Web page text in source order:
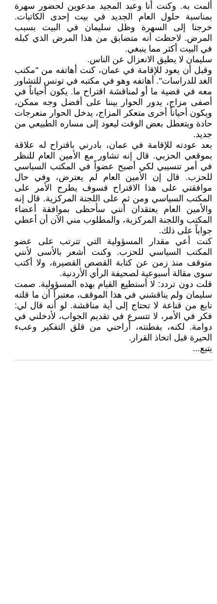
ألمت به. وكنت أنا وعبد المجيد مدعوين لحضور سهرة
بمناسبة حلول العام الجديد في بيت إحدى الكاتبات.
خرجنا إلى السهرة وظل سليمان في البيت بسبب
المرض. لاحظت أنه متضايق من هذا المرض الذي كبله
في البيت أكثر مما ينبغي.
سليمان لا يطيق الانعزال عن الناس.
وقبل أن يعود للإقامة في عمان، كنت أهاتفه من "مكتب
الغد للدراسات". أهاتفه وهو في مكتبه في تونس للتشاور
معه في قضية ما أو لمناقشة اقتراح ما. يكون أحياناً في
أصفى مزاج، يدور الحوار بيننا على أفضل وجه ممكن،
ويكون أحياناً أخرى متعكر المزاج، يدخل الحوار منعرجات
حادة ويتعطل بعض الوقت ليعود إلى مساره الطبيعي من
جديد.
بعد عودته للإقامة في عمان، بادرني باقتراح له علاقة
بموقعي الحزبي. قال إنه تشاور مع الأمين العام للنظر
في أمر تنسيبي لكي أصبح عضواً في المكتب السياسي
للحزب. قال إن الأمين العام لم يعترض، وفي حال
موافقتي على هذا الاقتراح فسوف يطرح الأمر على
المكتب السياسي ومن ثم على اللجنة المركزية. قال إنه
والأمين العام يعتقدان أنني سأحظى بموافقة أعضاء
المكتب واللجنة المركزية، والمطلوب مني الآن أن أعطي
جواباً على ذلك.
كنت أعي مقدار المسؤولية التي تترتب على عضو
المكتب السياسي للحزب. وكنت أشعر بالأسى لأنني
متوقف منذ زمن عن كتابة القصص القصيرة، ولا أكتب
سوى مقالة أسبوعية لصحيفة الرأي الأردنية.
قلت دون تردد: لا أستطيع القيام بهذه المسؤولية. صمت
سليمان ولم يناقشني في هذا الموقف، معتبراً أن ما قلته
نابع من قناعة لا تحتاج إلى أية مناقشة. لو أنه قال لي:
فكر في الأمر، لا تتسرع في تقديم الجواب، لأدخلني في
دوامة. لكنه، بفطنته، أراحني من قلق التفكير وعبء
الحيرة قبل اتخاذ القرار.
يتبع...